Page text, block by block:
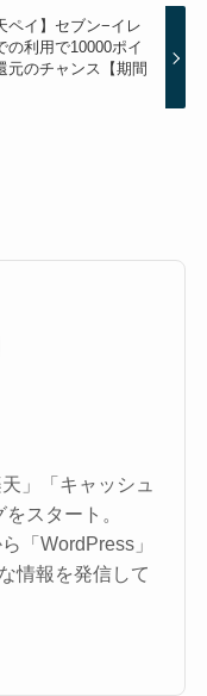
ペイ】セブン−イレ
の利用で10000ポイ
元のチャンス【期間
」「キャッシュ
スタート。
「WordPress」
情報を発信して